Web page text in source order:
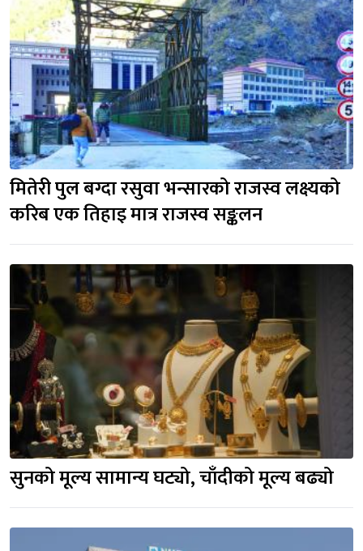
मितेरी पुल बग्दा रसुवा भन्सारको राजस्व लक्ष्यको
करिब एक तिहाइ मात्र राजस्व सङ्कलन
सुनको मूल्य सामान्य घट्यो, चाँदीको मूल्य बढ्यो